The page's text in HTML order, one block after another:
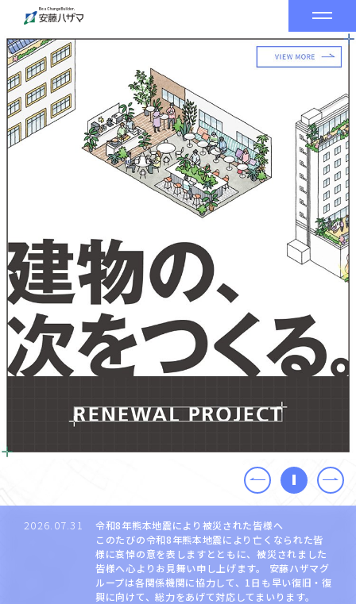
2026.07.31
令和8年熊本地震により被災された皆様へ
このたびの令和8年熊本地震により亡くなられた皆
様に哀悼の意を表しますとともに、被災されました
皆様へ心よりお見舞い申し上げます。 安藤ハザマグ
ループは各関係機関に協力して、1日も早い復旧・復
興に向けて、総力をあげて対応してまいります。